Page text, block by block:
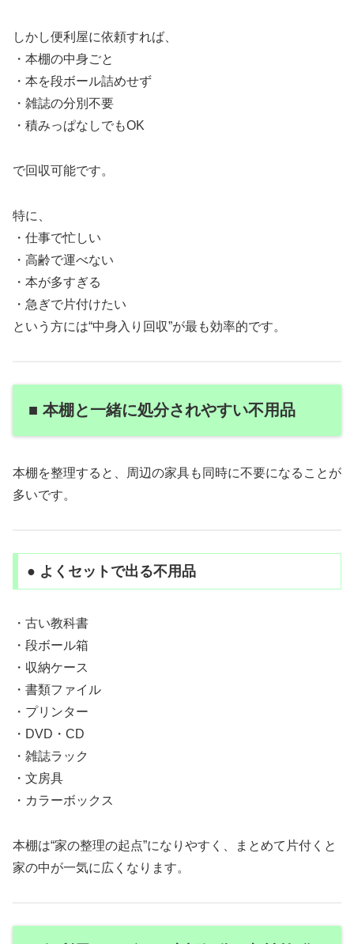
しかし便利屋に依頼すれば、
・本棚の中身ごと
・本を段ボール詰めせず
・雑誌の分別不要
・積みっぱなしでもOK
で回収可能です。
特に、
・仕事で忙しい
・高齢で運べない
・本が多すぎる
・急ぎで片付けたい
という方には“中身入り回収”が最も効率的です。
■ 本棚と一緒に処分されやすい不用品
本棚を整理すると、周辺の家具も同時に不要になることが
多いです。
● よくセットで出る不用品
・古い教科書
・段ボール箱
・収納ケース
・書類ファイル
・プリンター
・DVD・CD
・雑誌ラック
・文房具
・カラーボックス
本棚は“家の整理の起点”になりやすく、まとめて片付くと
家の中が一気に広くなります。